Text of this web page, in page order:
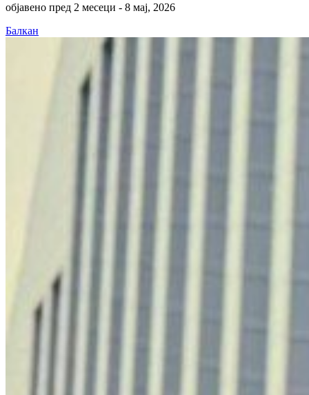
објавено пред 2 месеци - 8 мај, 2026
Балкан